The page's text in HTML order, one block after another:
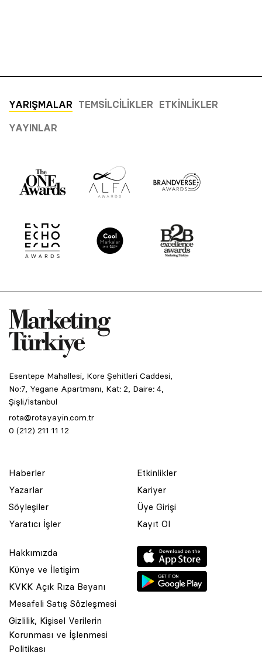
YARIŞMALAR TEMSILCILIKLER ETKINLIKLER
YAYINLAR
Esentepe Mahallesi, Kore Şehitleri Caddesi,
No:7, Yegane Apartmanı, Kat: 2, Daire: 4,
Şişli/İstanbul
rota@rotayayin.com.tr
0 (212) 211 11 12
Haberler
Yazarlar
Söyleşiler
Yaratıcı İşler
Etkinlikler
Kariyer
Üye Girişi
Kayıt Ol
Hakkımızda
Künye ve İletişim
KVKK Açık Rıza Beyanı
Mesafeli Satış Sözleşmesi
Gizlilik, Kişisel Verilerin
Korunması ve İşlenmesi
Politikası
© 2001 Rota Yayın Yapım Tanıtım Tic. Ltd. Şti. Bu Sitede Bulunan